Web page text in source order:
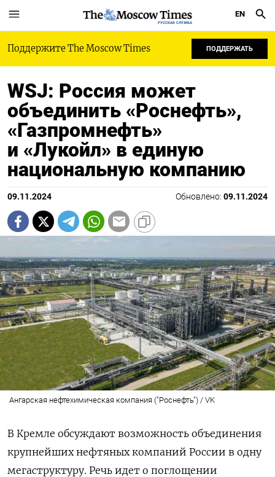
РУССКАЯ СЛУЖБА
EN
Поддержите The Moscow Times ПОДДЕРЖАТЬ
WSJ: Россия может
объединить «Роснефть»,
«Газпромнефть»
и «Лукойл» в единую
национальную компанию
09.11.2024 Обновлено: 09.11.2024
Ангарская нефтехимическая компания ("Роснефть") / VK
В Кремле обсуждают возможность объединения
крупнейших нефтяных компаний России в одну
мегаструктуру. Речь идет о поглощении